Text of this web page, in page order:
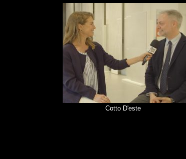
Cotto D'este